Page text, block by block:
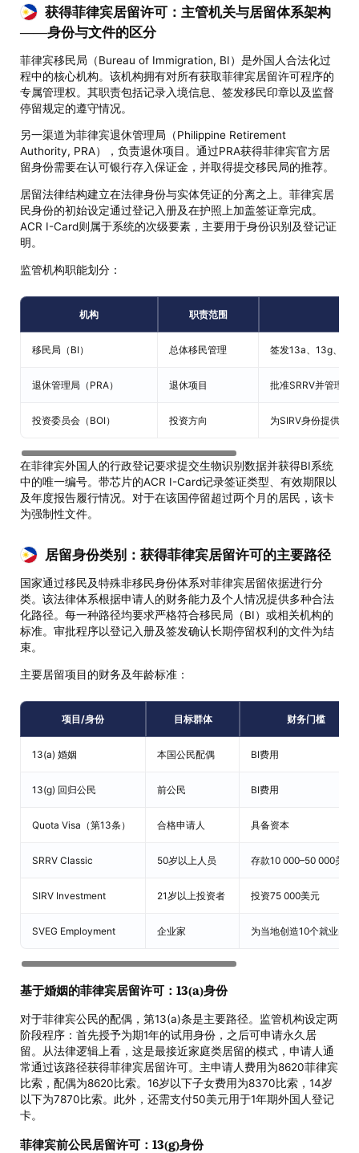
获得菲律宾居留许可：主管机关与居留体系架构
——身份与文件的区分
菲律宾移民局（Bureau of Immigration, BI）是外国人合法化过
程中的核心机构。该机构拥有对所有获取菲律宾居留许可程序的
专属管理权。其职责包括记录入境信息、签发移民印章以及监督
停留规定的遵守情况。
另一渠道为菲律宾退休管理局（Philippine Retirement
Authority, PRA），负责退休项目。通过PRA获得菲律宾官方居
留身份需要在认可银行存入保证金，并取得提交移民局的推荐。
居留法律结构建立在法律身份与实体凭证的分离之上。菲律宾居
民身份的初始设定通过登记入册及在护照上加盖签证章完成。
ACR I-Card则属于系统的次级要素，主要用于身份识别及登记证
明。
监管机构职能划分：
机构 职责范围
移民局（BI） 总体移民管理 签发13a、13g、配
退休管理局（PRA） 退休项目 批准SRRV并管理存
投资委员会（BOI） 投资方向 为SIRV身份提供推荐
在菲律宾外国人的行政登记要求提交生物识别数据并获得BI系统
中的唯一编号。带芯片的ACR I-Card记录签证类型、有效期限以
及年度报告履行情况。对于在该国停留超过两个月的居民，该卡
为强制性文件。
居留身份类别：获得菲律宾居留许可的主要路径
国家通过移民及特殊非移民身份体系对菲律宾居留依据进行分
类。该法律体系根据申请人的财务能力及个人情况提供多种合法
化路径。每一种路径均要求严格符合移民局（BI）或相关机构的
标准。审批程序以登记入册及签发确认长期停留权利的文件为结
束。
主要居留项目的财务及年龄标准：
项目/身份 目标群体 财务门槛
13(a) 婚姻 本国公民配偶 BI费用
13(g) 回归公民 前公民 BI费用
Quota Visa（第13条） 合格申请人 具备资本
SRRV Classic 50岁以上人员 存款10 000–50 000美元
SIRV Investment 21岁以上投资者 投资75 000美元
SVEG Employment 企业家 为当地创造10个就业岗位
基于婚姻的菲律宾居留许可：13(a)身份
对于菲律宾公民的配偶，第13(a)条是主要路径。监管机构设定两
阶段程序：首先授予为期1年的试用身份，之后可申请永久居
留。从法律逻辑上看，这是最接近家庭类居留的模式，申请人通
常通过该路径获得菲律宾居留许可。主申请人费用为8620菲律宾
比索，配偶为8620比索。16岁以下子女费用为8370比索，14岁
以下为7870比索。此外，还需支付50美元用于1年期外国人登记
卡。
菲律宾前公民居留许可：13(g)身份